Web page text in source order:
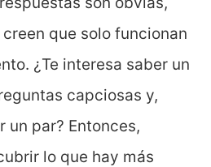
que solo funcionan
¿Te interesa saber un
capciosas y,
un par? Entonces,
lo que hay más